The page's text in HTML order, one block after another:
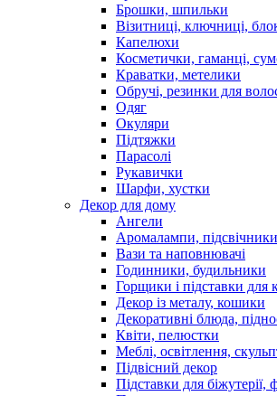
Брошки, шпильки
Візитниці, ключниці,
Капелюхи
Косметички, гаманці,
Краватки, метелики
Обручі, резинки для
Одяг
Окуляри
Підтяжки
Парасолі
Рукавички
Шарфи, хустки
Декор для дому
Ангели
Аромалампи,
Вази та наповнювачі
Годинники, будильники
Горщики і підставки для
Декор із металу, кошики
Декоративні блюда,
Квіти, пелюстки
Меблі, освітлення,
Підвісний декор
Підставки для біжутерії,